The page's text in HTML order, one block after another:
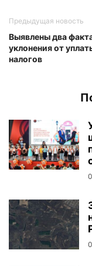
Предыдущая новость
Выявлены два
уклонения от
налогов